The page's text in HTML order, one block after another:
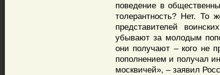
поведение в
толерантность? Нет.
представителей
убывают за молодым
они получают – кого не
пополнением и получал
москвичей», – заявил